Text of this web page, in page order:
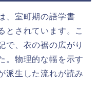
、室町期の語学書
とされています。こ
で、衣の裾の広がり
。物理的な幅を示す
派生した流れが読み